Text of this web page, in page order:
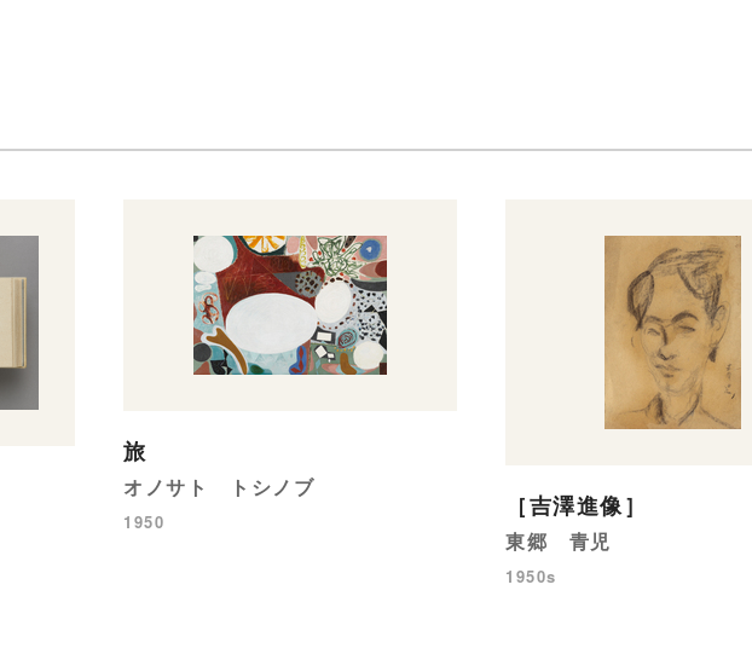
旅
オノサト トシノブ
1950
［吉澤進像］
東郷 青児
1950s